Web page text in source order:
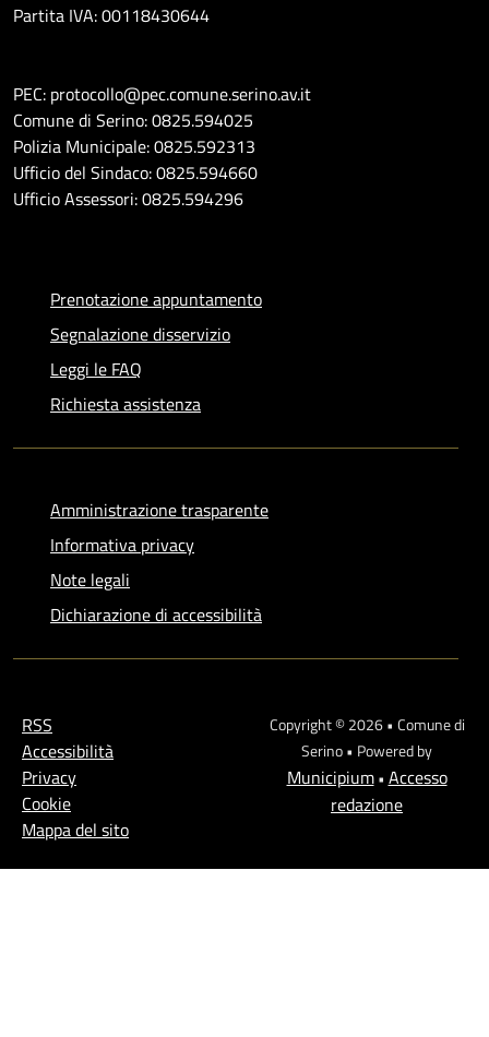
Partita IVA: 00118430644
PEC: protocollo@pec.comune.serino.av.it
Comune di Serino: 0825.594025
Polizia Municipale: 0825.592313
Ufficio del Sindaco: 0825.594660
Ufficio Assessori: 0825.594296
Prenotazione appuntamento
Segnalazione disservizio
Leggi le FAQ
Richiesta assistenza
Amministrazione trasparente
Informativa privacy
Note legali
Dichiarazione di accessibilità
RSS
Accessibilità
Privacy
Cookie
Mappa del sito
Copyright © 2026 • Comune di
Serino • Powered by
Municipium• Accesso
redazione